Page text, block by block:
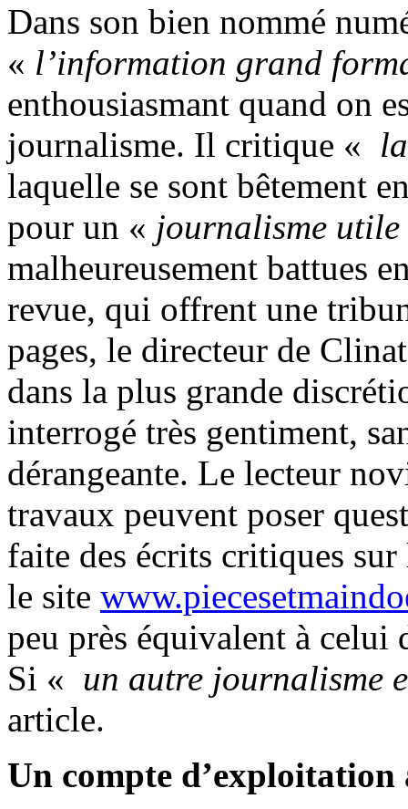
Dans son bien nommé
« l’information grand
enthousiasmant quand on
journalisme. Il critique «
laquelle se sont bêtement
pour un « journalisme utile
malheureusement battues
revue, qui offrent une
pages, le directeur de
dans la plus grande
interrogé très gentiment,
dérangeante. Le lecteur
travaux peuvent poser
faite des écrits critiques
le site
peu près équivalent à celui
Si « un autre journalisme
article.
Un compte d’exploitation